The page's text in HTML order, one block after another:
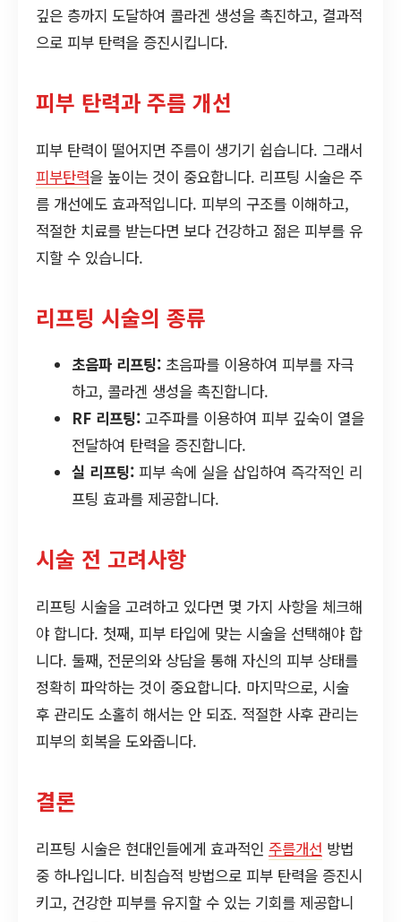
깊은 층까지 도달하여 콜라겐 생성을 촉진하고, 결과적
으로 피부 탄력을 증진시킵니다.
피부 탄력과 주름 개선
피부 탄력이 떨어지면 주름이 생기기 쉽습니다. 그래서
피부탄력을 높이는 것이 중요합니다. 리프팅 시술은 주
름 개선에도 효과적입니다. 피부의 구조를 이해하고,
적절한 치료를 받는다면 보다 건강하고 젊은 피부를 유
지할 수 있습니다.
리프팅 시술의 종류
초음파 리프팅: 초음파를 이용하여 피부를 자극
하고, 콜라겐 생성을 촉진합니다.
RF 리프팅: 고주파를 이용하여 피부 깊숙이 열을
전달하여 탄력을 증진합니다.
실 리프팅: 피부 속에 실을 삽입하여 즉각적인 리
프팅 효과를 제공합니다.
시술 전 고려사항
리프팅 시술을 고려하고 있다면 몇 가지 사항을 체크해
야 합니다. 첫째, 피부 타입에 맞는 시술을 선택해야 합
니다. 둘째, 전문의와 상담을 통해 자신의 피부 상태를
정확히 파악하는 것이 중요합니다. 마지막으로, 시술
후 관리도 소홀히 해서는 안 되죠. 적절한 사후 관리는
피부의 회복을 도와줍니다.
결론
리프팅 시술은 현대인들에게 효과적인 주름개선 방법
중 하나입니다. 비침습적 방법으로 피부 탄력을 증진시
키고, 건강한 피부를 유지할 수 있는 기회를 제공합니